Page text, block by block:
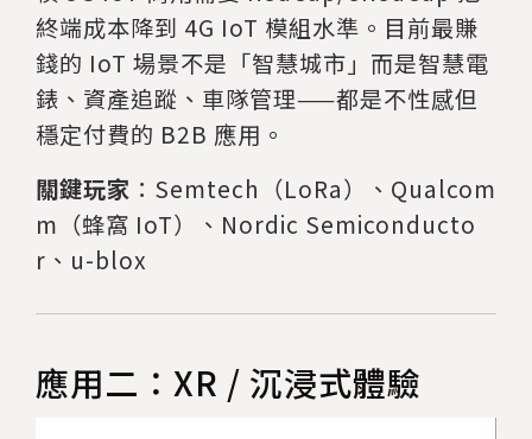
終端成本降到 4G IoT 模組水準。目前最賺
錢的 IoT 場景不是「智慧城市」而是智慧電
錶、資產追蹤、車隊管理——都是不性感但
穩定付費的 B2B 應用。
關鍵玩家 ：Semtech（LoRa）、Qualcom
m（蜂窩 IoT）、Nordic Semiconducto
r、u-blox
應用二：XR / 沉浸式體驗